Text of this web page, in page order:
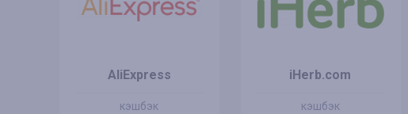
AliExpress
кэшбэк
iHerb.com
кэшбэк